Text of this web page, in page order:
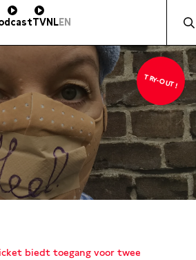
TVNLEN
TRY-OUT!
biedt toegang voor twee